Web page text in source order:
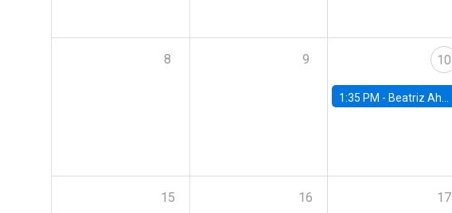
8 9 10
1:35 PM - Beatriz Ahumada, PhD candidate, Universidad de Pittsburgh
15 16 17